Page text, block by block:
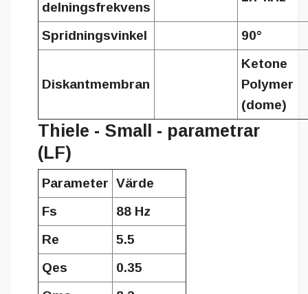
delningsfrekvens
Spridningsvinkel 90°
Diskantmembran
Ketone
Polymer
(dome)
Thiele - Small - parametrar
(LF)
Parameter Värde
Fs
88 Hz
Re
5.5
Qes
0.35